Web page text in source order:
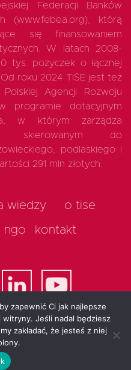
Federacji Banków
(www.febea.org), którą
się finansowaniem
W latach 2008-
tys. pożyczek o łącznej
roku 2024 TISE jest też
Agencji Rozwoju
programie dotacyjnym
w którym zarządza
skierowanym do
podlaskiego i
291 mln złotych.
wiedzy o tise
ngo kontakt
2025
zapewnić Ci jak najlepsze
Jeśli nadal będziesz
zakładać, że jesteś z niej